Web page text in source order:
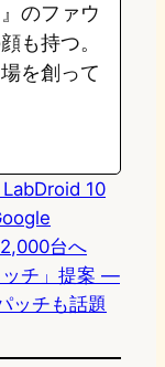
のファウ
も持つ。
を創って
10
台へ
ッチ」提案 ―
ッチも話題